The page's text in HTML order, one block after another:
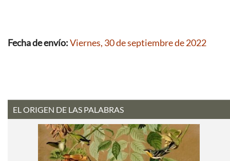
Fecha de envío:Viernes, 30 de septiembre de 2022
EL ORIGEN DE LAS PALABRAS